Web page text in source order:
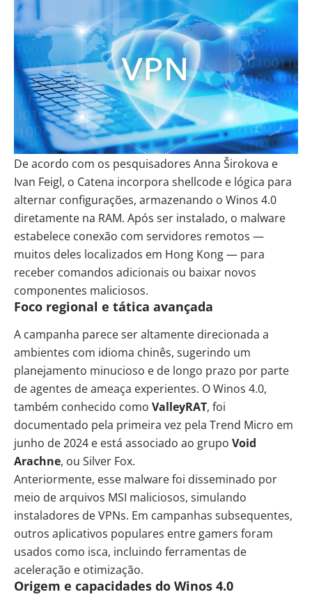
De acordo com os pesquisadores Anna Širokova e
Ivan Feigl, o Catena incorpora shellcode e lógica para
alternar configurações, armazenando o Winos 4.0
diretamente na RAM. Após ser instalado, o malware
estabelece conexão com servidores remotos —
muitos deles localizados em Hong Kong — para
receber comandos adicionais ou baixar novos
componentes maliciosos.
Foco regional e tática avançada
A campanha parece ser altamente direcionada a
ambientes com idioma chinês, sugerindo um
planejamento minucioso e de longo prazo por parte
de agentes de ameaça experientes. OWinos 4.0,
também conhecido como ValleyRAT, foi
documentado pela primeira vez pela Trend Micro em
junho de 2024 e está associado ao grupo Void
Arachne, ou Silver Fox.
Anteriormente, esse malware foi disseminado por
meio de arquivos MSI maliciosos, simulando
instaladores de VPNs. Em campanhas subsequentes,
outros aplicativos populares entre gamers foram
usados como isca, incluindo ferramentas de
aceleração e otimização.
Origem e capacidades do Winos 4.0